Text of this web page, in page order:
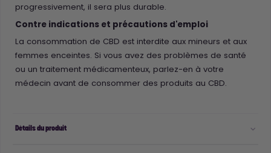
progressivement, il sera plus durable.
Contre indications et précautions d'emploi
La consommation de CBD est interdite aux mineurs et aux
femmes enceintes. Si vous avez des problèmes de santé
ou un traitement médicamenteux, parlez-en à votre
médecin avant de consommer des produits au CBD.
Détails du produit